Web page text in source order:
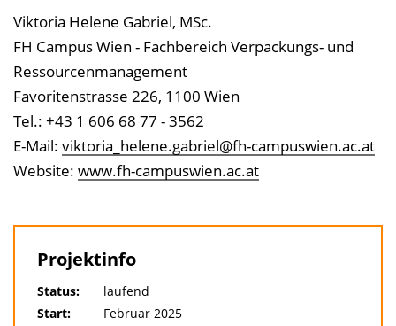
Viktoria Helene Gabriel, MSc.
FH Campus Wien - Fachbereich Verpackungs- und
Ressourcenmanagement
Favoritenstrasse 226, 1100 Wien
Tel.: +43 1 606 68 77 - 3562
E-Mail: viktoria_helene.gabriel@fh-campuswien.ac.at
Website: www.fh-campuswien.ac.at
Projektinfo
Status:
laufend
Start:
Februar 2025